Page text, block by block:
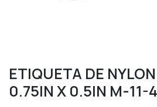
ETIQUETA DE
0.75IN X 0.5IN M-11-